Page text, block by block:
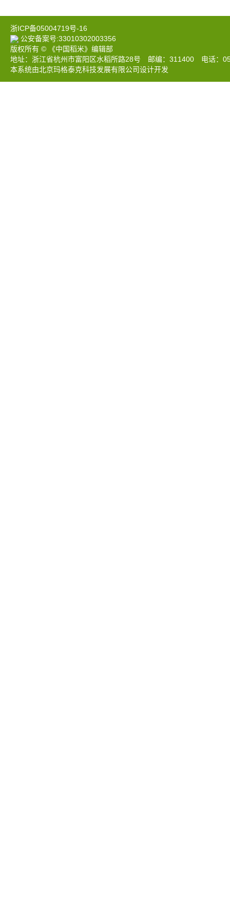
浙ICP备05004719号-16
公安备案号:33010302003356
版权所有 © 《中国稻米》编辑部
地址：浙江省杭州市富阳区水稻所路28号 邮编：311400 电话：
本系统由北京玛格泰克科技发展有限公司设计开发